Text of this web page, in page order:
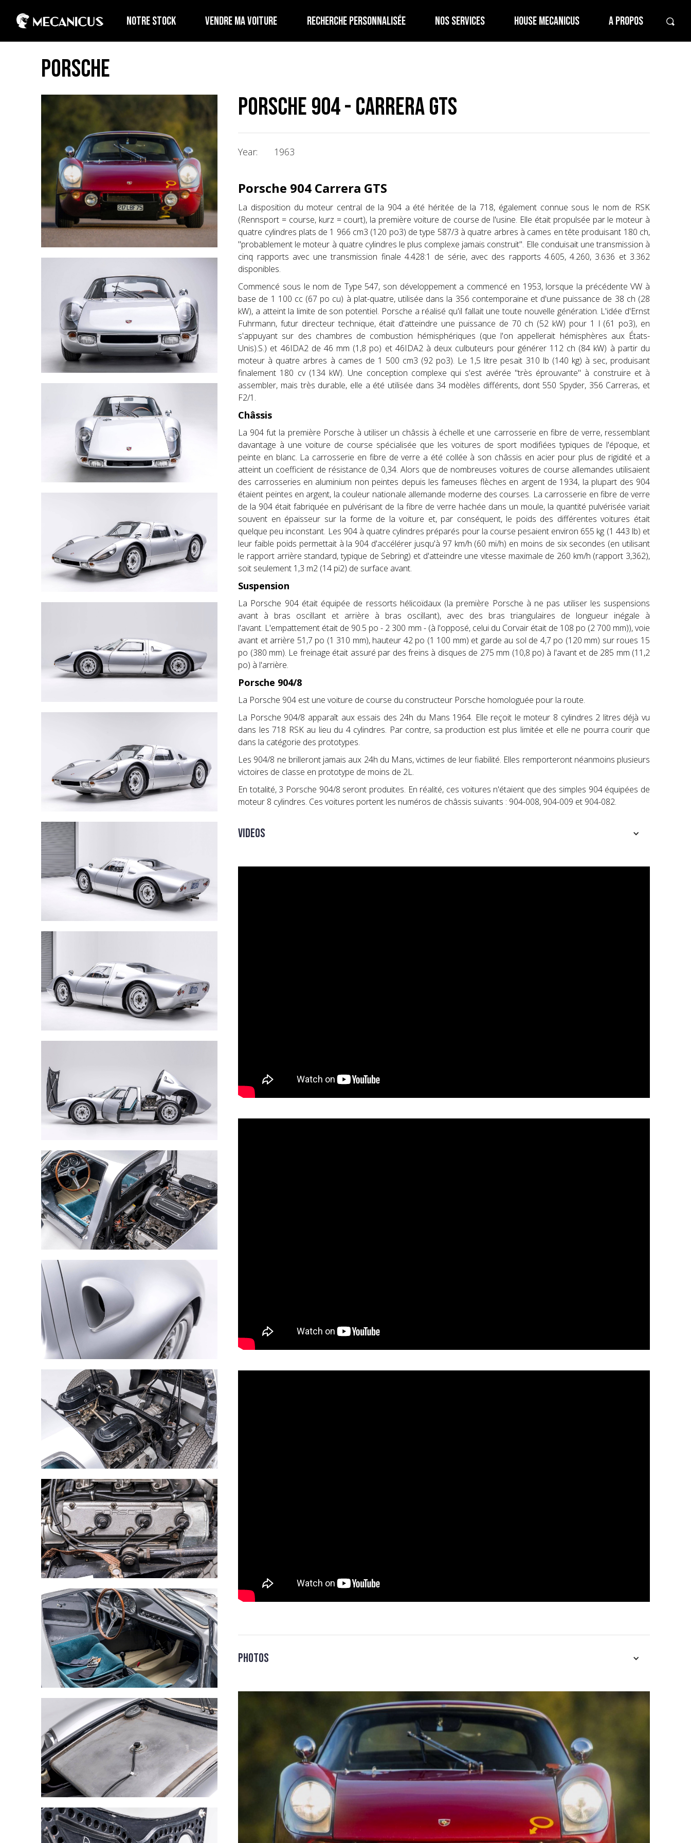
NOTRE STOCK VENDRE MA VOITURE RECHERCHE PERSONNALISÉE NOS SERVICES HOUSE MECANICUS A PROPOS
Porsche
Porsche 904 - Carrera GTS
Year: 1963
Porsche 904 Carrera GTS
La disposition du moteur central de la 904 a été héritée de la 718, également connue sous le nom de RSK
(Rennsport = course, kurz = court), la première voiture de course de l'usine. Elle était propulsée par le moteur à
quatre cylindres plats de 1 966 cm3 (120 po3) de type 587/3 à quatre arbres à cames en tête produisant 180 ch,
"probablement le moteur à quatre cylindres le plus complexe jamais construit". Elle conduisait une transmission à
cinq rapports avec une transmission finale 4.428:1 de série, avec des rapports 4.605, 4.260, 3.636 et 3.362
disponibles.
Commencé sous le nom de Type 547, son développement a commencé en 1953, lorsque la précédente VW à
base de 1 100 cc (67 po cu) à plat-quatre, utilisée dans la 356 contemporaine et d'une puissance de 38 ch (28
kW), a atteint la limite de son potentiel. Porsche a réalisé qu'il fallait une toute nouvelle génération. L'idée d'Ernst
Fuhrmann, futur directeur technique, était d'atteindre une puissance de 70 ch (52 kW) pour 1 l (61 po3), en
s'appuyant sur des chambres de combustion hémisphériques (que l'on appellerait hémisphères aux États-
Unis).S.) et 46IDA2 de 46 mm (1,8 po) et 46IDA2 à deux culbuteurs pour générer 112 ch (84 kW) à partir du
moteur à quatre arbres à cames de 1 500 cm3 (92 po3). Le 1,5 litre pesait 310 lb (140 kg) à sec, produisant
finalement 180 cv (134 kW). Une conception complexe qui s'est avérée "très éprouvante" à construire et à
assembler, mais très durable, elle a été utilisée dans 34 modèles différents, dont 550 Spyder, 356 Carreras, et
F2/1.
Châssis
La 904 fut la première Porsche à utiliser un châssis à échelle et une carrosserie en fibre de verre, ressemblant
davantage à une voiture de course spécialisée que les voitures de sport modifiées typiques de l'époque, et
peinte en blanc. La carrosserie en fibre de verre a été collée à son châssis en acier pour plus de rigidité et a
atteint un coefficient de résistance de 0,34. Alors que de nombreuses voitures de course allemandes utilisaient
des carrosseries en aluminium non peintes depuis les fameuses flèches en argent de 1934, la plupart des 904
étaient peintes en argent, la couleur nationale allemande moderne des courses. La carrosserie en fibre de verre
de la 904 était fabriquée en pulvérisant de la fibre de verre hachée dans un moule, la quantité pulvérisée variait
souvent en épaisseur sur la forme de la voiture et, par conséquent, le poids des différentes voitures était
quelque peu inconstant. Les 904 à quatre cylindres préparés pour la course pesaient environ 655 kg (1 443 lb) et
leur faible poids permettait à la 904 d'accélérer jusqu'à 97 km/h (60 mi/h) en moins de six secondes (en utilisant
le rapport arrière standard, typique de Sebring) et d'atteindre une vitesse maximale de 260 km/h (rapport 3,362),
soit seulement 1,3 m2 (14 pi2) de surface avant.
Suspension
La Porsche 904 était équipée de ressorts hélicoïdaux (la première Porsche à ne pas utiliser les suspensions
avant à bras oscillant et arrière à bras oscillant), avec des bras triangulaires de longueur inégale à
l'avant. L'empattement était de 90.5 po - 2 300 mm - (à l'opposé, celui du Corvair était de 108 po (2 700 mm)), voie
avant et arrière 51,7 po (1 310 mm), hauteur 42 po (1 100 mm) et garde au sol de 4,7 po (120 mm) sur roues 15
po (380 mm). Le freinage était assuré par des freins à disques de 275 mm (10,8 po) à l'avant et de 285 mm (11,2
po) à l'arrière.
Porsche 904/8
La Porsche 904 est une voiture de course du constructeur Porsche homologuée pour la route.
La Porsche 904/8 apparaît aux essais des 24h du Mans 1964. Elle reçoit le moteur 8 cylindres 2 litres déjà vu
dans les 718 RSK au lieu du 4 cylindres. Par contre, sa production est plus limitée et elle ne pourra courir que
dans la catégorie des prototypes.
Les 904/8 ne brilleront jamais aux 24h du Mans, victimes de leur fiabilité. Elles remporteront néanmoins plusieurs
victoires de classe en prototype de moins de 2L.
En totalité, 3 Porsche 904/8 seront produites. En réalité, ces voitures n'étaient que des simples 904 équipées de
moteur 8 cylindres. Ces voitures portent les numéros de châssis suivants : 904-008, 904-009 et 904-082.
Videos
Photos